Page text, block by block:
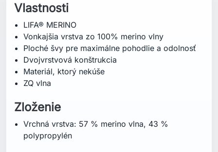
Vlastnosti
LIFA® MERINO
Vonkajšia vrstva zo 100% merino vlny
Ploché švy pre maximálne pohodlie a odolnosť
Dvojvrstvová konštrukcia
Materiál, ktorý nekúše
ZQ vlna
Zloženie
Vrchná vrstva: 57 % merino vlna, 43 %
polypropylén